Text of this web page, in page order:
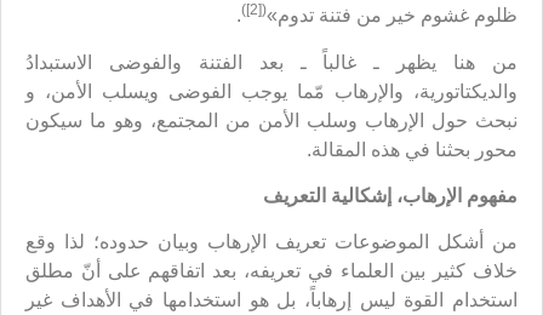
ظلوم غشوم خير من فتنة تدوم»([2])
.
من هنا يظهر ـ غالباً ـ بعد الفتنة والفوضى الاستبدادُ
والديكتاتورية، والإرهاب مّما يوجب الفوضى ويسلب الأمن، و
نبحث حول الإرهاب وسلب الأمن من المجتمع، وهو ما سيكون
محور بحثنا في هذه المقالة.
مفهوم الإرهاب، إشكالية التعريف
من أشكل الموضوعات تعريف الإرهاب وبيان حدوده؛ لذا وقع
خلاف كثير بين العلماء في تعريفه، بعد اتفاقهم على أنّ مطلق
استخدام القوة ليس إرهاباً، بل هو استخدامها في الأهداف غير